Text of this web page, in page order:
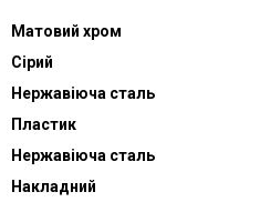
Матовий хром
Сірий
Нержавіюча сталь
Пластик
Нержавіюча сталь
Накладний